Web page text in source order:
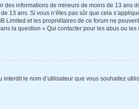
informations de mineurs de moins de 13 ans
13 ans. Si vous n’êtes pas sûr que cela
Limited et les propriétaires de ce forum ne
la question « Qui contacter pour les abus ou
le nom d’utilisateur que vous souhaitez